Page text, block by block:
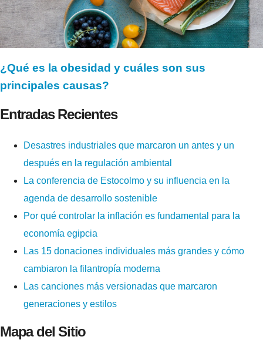
¿Qué es la obesidad y cuáles son sus
principales causas?
Entradas Recientes
Desastres industriales que marcaron un antes y un
después en la regulación ambiental
La conferencia de Estocolmo y su influencia en la
agenda de desarrollo sostenible
Por qué controlar la inflación es fundamental para la
economía egipcia
Las 15 donaciones individuales más grandes y cómo
cambiaron la filantropía moderna
Las canciones más versionadas que marcaron
generaciones y estilos
Mapa del Sitio